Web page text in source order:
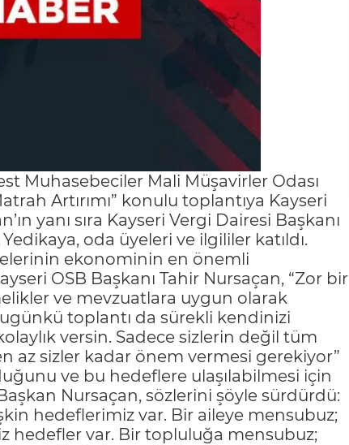
Muhasebeciler Mali Müşavirler Odası
Artırımı” konulu toplantıya Kayseri
yanı sıra Kayseri Vergi Dairesi Başkanı
oda üyeleri ve ilgililer katıldı.
ekonominin en önemli
OSB Başkanı Tahir Nursaçan, “Zor bir
ve mevzuatlara uygun olarak
toplantı da sürekli kendinizi
versin. Sadece sizlerin değil tüm
az sizler kadar önem vermesi gerekiyor”
ve bu hedeflere ulaşılabilmesi için
Nursaçan, sözlerini şöyle sürdürdü:
hedeflerimiz var. Bir aileye mensubuz;
hedefler var. Bir topluluğa mensubuz;